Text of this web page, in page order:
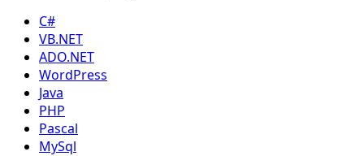
C#
VB.NET
ADO.NET
WordPress
Java
PHP
Pascal
MySql